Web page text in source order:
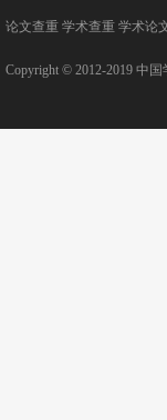
论文查重 学术查重 学术论
Copyright © 2012-2019 中国